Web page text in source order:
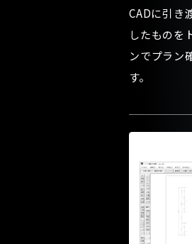
CADに引き
したものを
ンでプラン
す。